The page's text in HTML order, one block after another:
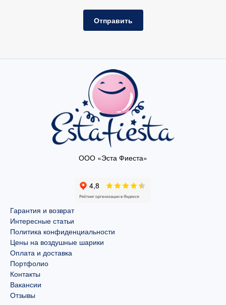
Отправить
ООО «Эста Фиеста»
Гарантия и возврат
Интересные статьи
Политика конфиденциальности
Цены на воздушные шарики
Оплата и доставка
Портфолио
Контакты
Вакансии
Отзывы